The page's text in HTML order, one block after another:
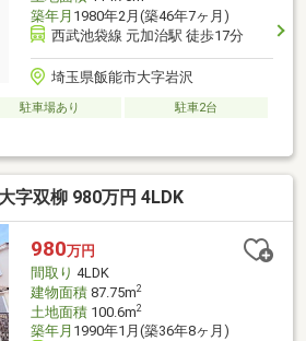
築年月 1980年2月(築46年7ヶ月)
西武池袋線 元加治駅 徒歩17分
埼玉県飯能市大字岩沢
駐車場あり
駐車2台
字双柳 980万円 4LDK
980万円
間取り 4LDK
建物面積87.75m2
土地面積100.6m2
築年月 1990年1月(築36年8ヶ月)